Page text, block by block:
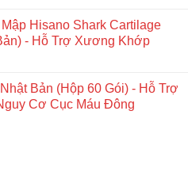
Hisano Shark Cartilage
- Hỗ Trợ Xương Khớp
Bản (Hộp 60 Gói) - Hỗ Trợ
Cơ Cục Máu Đông